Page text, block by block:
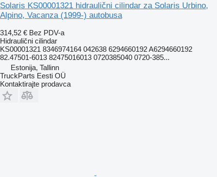
Solaris KS00001321 hidraulični cilindar za Solaris Urbino,
Alpino, Vacanza (1999-) autobusa
314,52 € Bez PDV-a
Hidraulični cilindar
KS00001321 8346974164 042638 6294660192 A6294660192
82.47501-6013 82475016013 0720385040 0720-385...
Estonija, Tallinn
TruckParts Eesti OÜ
Kontaktirajte prodavca